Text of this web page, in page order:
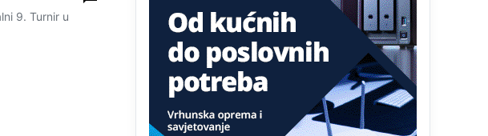
9. Turnir u
Drzi pod kontrolom tri stvari jezik,karakter i
ponasanje...Uzivotu brani tri stvari:cast,prijatelja i
slabije.Iz
zivota iskljuci tri stvari uvredu,neznanje
zavist.Svedok si ziv gaji tri stvari
dobrotu,pamet i prijateljstvo!!
Анонимно2806721